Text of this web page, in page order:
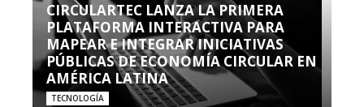
CIRCULARTEC LANZA LA PRIMERA
PLATAFORMA INTERACTIVA PARA
MAPEAR E INTEGRAR INICIATIVAS
PÚBLICAS DE ECONOMÍA CIRCULAR EN
AMÉRICA LATINA
TECNOLOGÍA